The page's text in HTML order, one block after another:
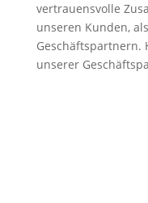
vertrauensvolle
unseren Kunden,
Geschäftspartnern.
unserer